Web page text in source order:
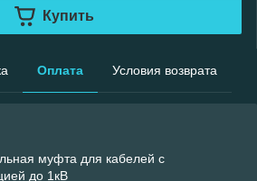
Купить
Оплата Условия возврата
муфта для кабелей с
до 1кВ